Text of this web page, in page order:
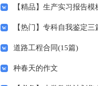
【精品】生产实习报告模
【热门】专科自我鉴定三
道路工程合同(15篇)
种春天的作文